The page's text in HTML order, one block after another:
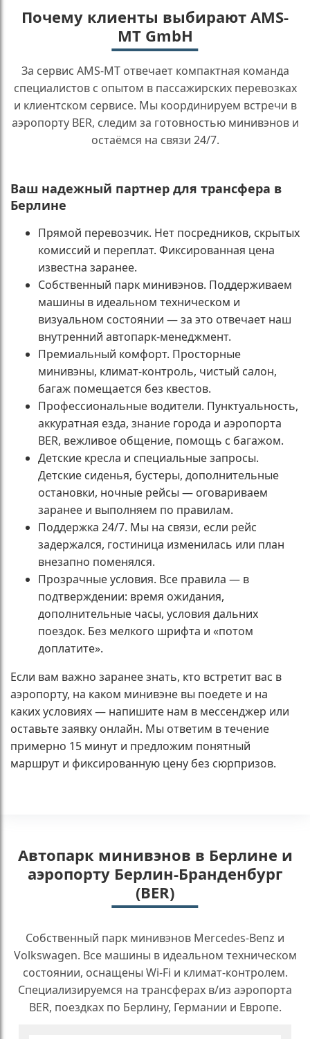
Почему клиенты выбирают AMS-
MT GmbH
За сервис AMS-MT отвечает компактная команда
специалистов с опытом в пассажирских перевозках
и клиентском сервисе. Мы координируем встречи в
аэропорту BER, следим за готовностью минивэнов и
остаёмся на связи 24/7.
Ваш надежный партнер для трансфера в
Берлине
Прямой перевозчик. Нет посредников, скрытых
комиссий и переплат. Фиксированная цена
известна заранее.
Собственный парк минивэнов. Поддерживаем
машины в идеальном техническом и
визуальном состоянии — за это отвечает наш
внутренний автопарк-менеджмент.
Премиальный комфорт. Просторные
минивэны, климат-контроль, чистый салон,
багаж помещается без квестов.
Профессиональные водители. Пунктуальность,
аккуратная езда, знание города и аэропорта
BER, вежливое общение, помощь с багажом.
Детские кресла и специальные запросы.
Детские сиденья, бустеры, дополнительные
остановки, ночные рейсы — оговариваем
заранее и выполняем по правилам.
Поддержка 24/7. Мы на связи, если рейс
задержался, гостиница изменилась или план
внезапно поменялся.
Прозрачные условия. Все правила — в
подтверждении: время ожидания,
дополнительные часы, условия дальних
поездок. Без мелкого шрифта и «потом
доплатите».
Если вам важно заранее знать, кто встретит вас в
аэропорту, на каком минивэне вы поедете и на
каких условиях — напишите нам в мессенджер или
оставьте заявку онлайн. Мы ответим в течение
примерно 15 минут и предложим понятный
маршрут и фиксированную цену без сюрпризов.
Автопарк минивэнов в Берлине и
аэропорту Берлин-Бранденбург
(BER)
Собственный парк минивэнов Mercedes-Benz и
Volkswagen. Все машины в идеальном техническом
состоянии, оснащены Wi-Fi и климат-контролем.
Специализируемся на трансферах в/из аэропорта
BER, поездках по Берлину, Германии и Европе.